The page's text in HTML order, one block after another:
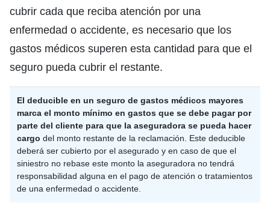
cubrir cada que reciba atención por una
enfermedad o accidente, es necesario que los
gastos médicos superen esta cantidad para que el
seguro pueda cubrir el restante.
El deducible en un seguro de gastos médicos mayores
marca el monto mínimo en gastos que se debe pagar por
parte del cliente para que la aseguradora se pueda hacer
cargo del monto restante de la reclamación. Este deducible
deberá ser cubierto por el asegurado y en caso de que el
siniestro no rebase este monto la aseguradora no tendrá
responsabilidad alguna en el pago de atención o tratamientos
de una enfermedad o accidente.